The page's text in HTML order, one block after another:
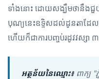
ទាំងនោះ ដោយសង្ឃឹមថានឹងជួយ
បុណ្យនេះឧទ្ទិសដល់ដូនតាដែ
ហើយក៏ជាការបញ្ចប់រដូវវស្សា
អត្ថន័យនៃឈ្មោះ៖ ពាក្យ